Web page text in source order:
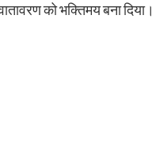
को भक्तिमय बना दिया।